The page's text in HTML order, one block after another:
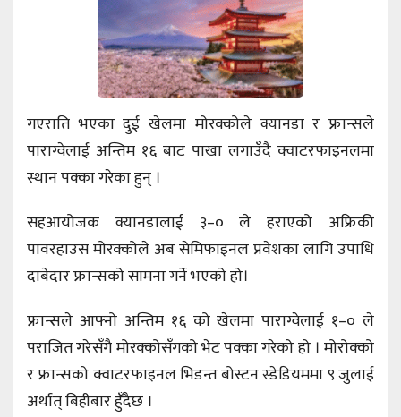
गएराति भएका दुई खेलमा मोरक्कोले क्यानडा र फ्रान्सले
पाराग्वेलाई अन्तिम १६ बाट पाखा लगाउँदै क्वाटरफाइनलमा
स्थान पक्का गरेका हुन् ।
सहआयोजक क्यानडालाई ३–० ले हराएको अफ्रिकी
पावरहाउस मोरक्कोले अब सेमिफाइनल प्रवेशका लागि उपाधि
दाबेदार फ्रान्सको सामना गर्ने भएको हो।
फ्रान्सले आफ्नो अन्तिम १६ को खेलमा पाराग्वेलाई १–० ले
पराजित गरेसँगै मोरक्कोसँगको भेट पक्का गरेको हो । मोरोक्को
र फ्रान्सको क्वाटरफाइनल भिडन्त बोस्टन स्डेडियममा ९ जुलाई
अर्थात् बिहीबार हुँदैछ ।